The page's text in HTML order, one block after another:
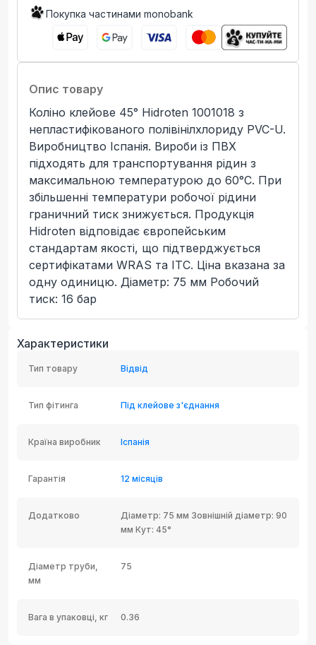
Покупка частинами monobank
Опис товару
Коліно клейове 45° Hidroten 1001018 з
непластифікованого полівінілхлориду PVC-U.
Виробництво Іспанія. Вироби із ПВХ
підходять для транспортування рідин з
максимальною температурою до 60°C. При
збільшенні температури робочої рідини
граничний тиск знижується. Продукція
Hidroten відповідає європейським
стандартам якості, що підтверджується
сертифікатами WRAS та ITC. Ціна вказана за
одну одиницю. Діаметр: 75 мм Робочий
тиск: 16 бар
Характеристики
Тип товару Відвід
Тип фітинга Під клейове з'єднання
Країна виробник Іспанія
Гарантія 12 місяців
Додатково
Діаметр: 75 мм Зовнішній діаметр: 90
мм Кут: 45°
Діаметр труби,
мм
75
Вага в упаковці, кг 0.36